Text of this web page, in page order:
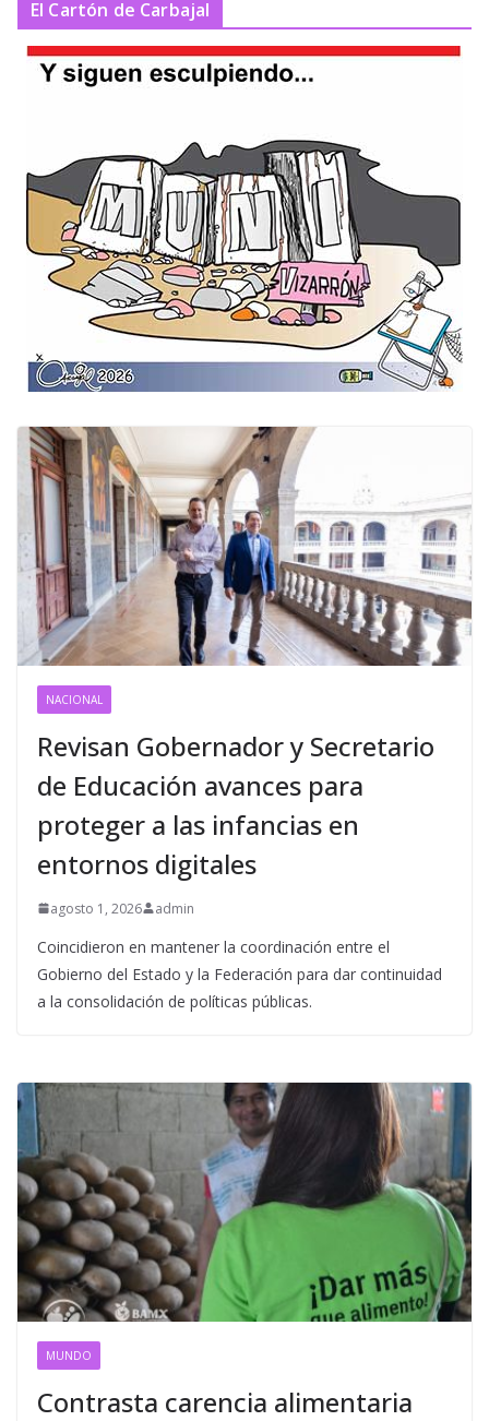
El Cartón de Carbajal
NACIONAL
Revisan Gobernador y Secretario
de Educación avances para
proteger a las infancias en
entornos digitales
agosto 1, 2026 admin
Coincidieron en mantener la coordinación entre el
Gobierno del Estado y la Federación para dar continuidad
a la consolidación de políticas públicas.
MUNDO
Contrasta carencia alimentaria